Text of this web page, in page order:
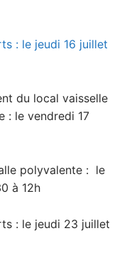
: le jeudi 16 juillet
du local vaisselle
: le vendredi 17
polyvalente : le
à 12h
: le jeudi 23 juillet